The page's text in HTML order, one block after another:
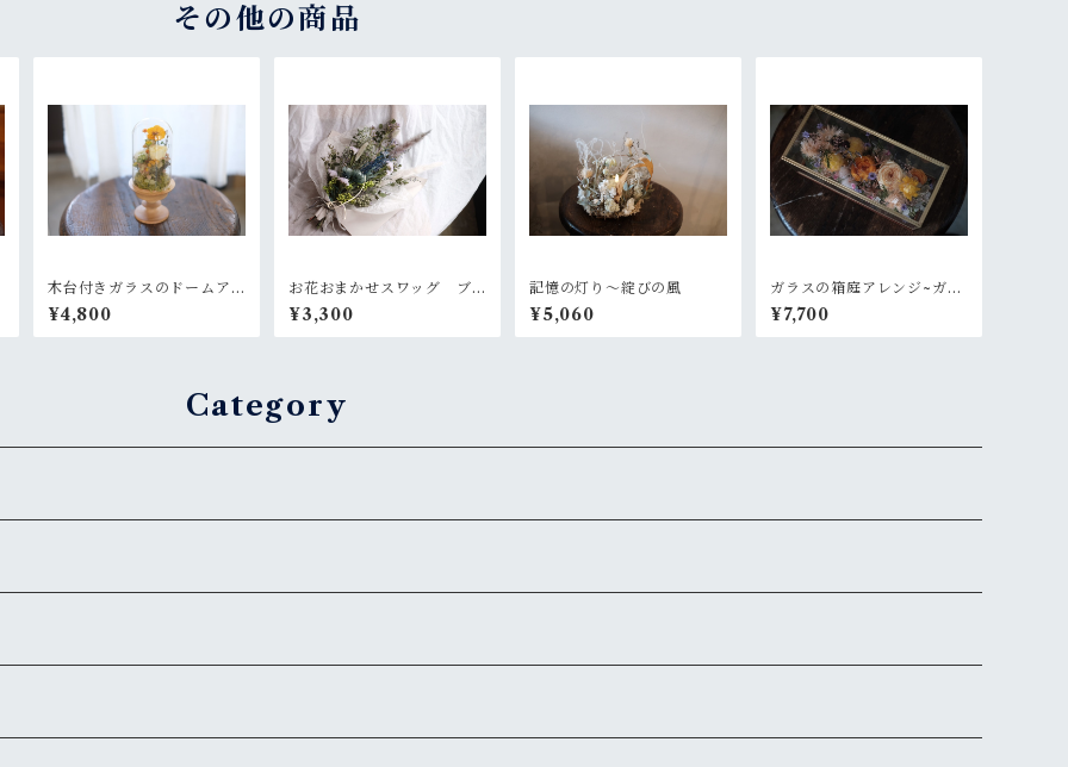
その他の商品
木台付きガラスのドームア
レンジ~菜花のような黄色
¥4,800
お花おまかせスワッグ ブ
ルー×グリーン系
¥3,300
記憶の灯り〜綻びの風
¥5,060
ガラスの箱庭アレンジ~ガー
デンオレンジ
¥7,700
Category